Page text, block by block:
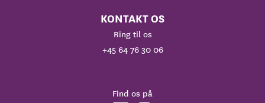
KONTAKT OS
Ring til os
+45 64 76 30 06
Find os på